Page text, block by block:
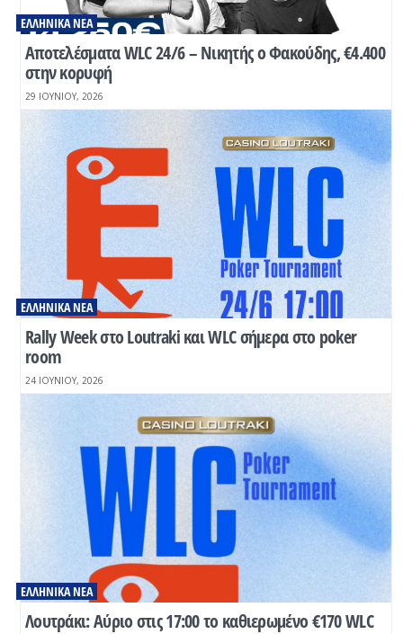
Αποτελέσματα WLC 24/6 – Νικητής ο Φακούδης, €4.400
στην κορυφή
ΕΛΛΗΝΙΚΆ ΝΈΑ
29 ΙΟΥΝΊΟΥ, 2026
Rally Week στο Loutraki και WLC σήμερα στο poker
room
ΕΛΛΗΝΙΚΆ ΝΈΑ
24 ΙΟΥΝΊΟΥ, 2026
Λουτράκι: Αύριο στις 17:00 το καθιερωμένο €170 WLC
ΕΛΛΗΝΙΚΆ ΝΈΑ